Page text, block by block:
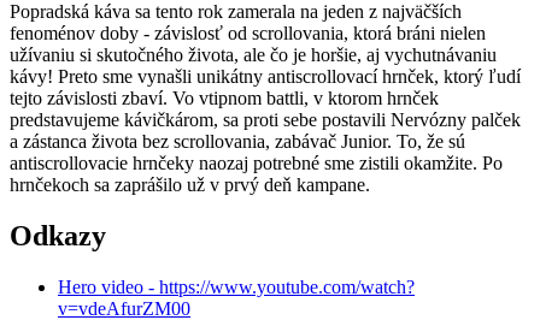
Popradská káva sa tento rok zamerala na jeden z najväčších
fenoménov doby - závislosť od scrollovania, ktorá bráni nielen
užívaniu si skutočného života, ale čo je horšie, aj vychutnávaniu
kávy! Preto sme vynašli unikátny antiscrollovací hrnček, ktorý ľudí
tejto závislosti zbaví. Vo vtipnom battli, v ktorom hrnček
predstavujeme kávičkárom, sa proti sebe postavili Nervózny palček
a zástanca života bez scrollovania, zabávač Junior. To, že sú
antiscrollovacie hrnčeky naozaj potrebné sme zistili okamžite. Po
hrnčekoch sa zaprášilo už v prvý deň kampane.
Odkazy
Hero video - https://www.youtube.com/watch?
v=vdeAfurZM00